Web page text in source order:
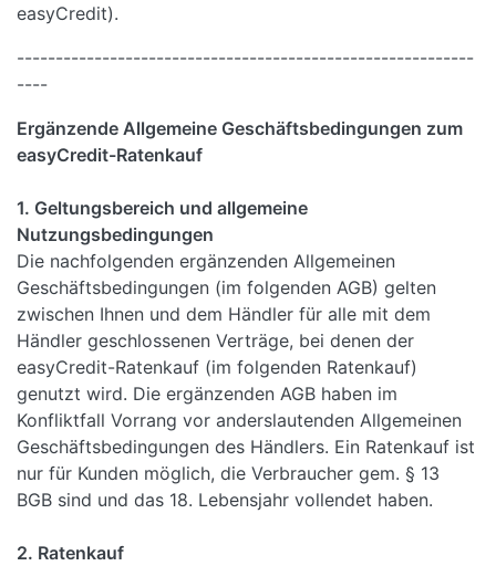
easyCredit).
-----------------------------------------------------------
----
Ergänzende Allgemeine Geschäftsbedingungen zum
easyCredit-Ratenkauf
1. Geltungsbereich und allgemeine
Nutzungsbedingungen
Die nachfolgenden ergänzenden Allgemeinen
Geschäftsbedingungen (im folgenden AGB) gelten
zwischen Ihnen und dem Händler für alle mit dem
Händler geschlossenen Verträge, bei denen der
easyCredit-Ratenkauf (im folgenden Ratenkauf)
genutzt wird. Die ergänzenden AGB haben im
Konfliktfall Vorrang vor anderslautenden Allgemeinen
Geschäftsbedingungen des Händlers. Ein Ratenkauf ist
nur für Kunden möglich, die Verbraucher gem. § 13
BGB sind und das 18. Lebensjahr vollendet haben.
2. Ratenkauf